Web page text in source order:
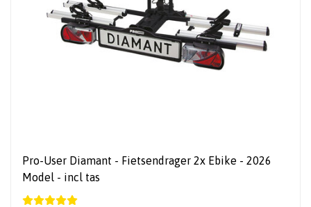
Pro-User Diamant - Fietsendrager 2x Ebike - 2026
Model - incl tas